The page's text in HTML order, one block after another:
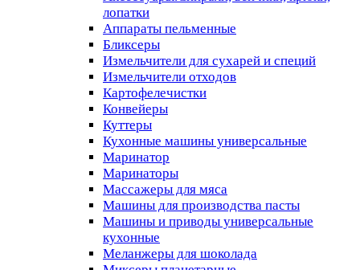
лопатки
Аппараты пельменные
Бликсеры
Измельчители для сухарей и специй
Измельчители отходов
Картофелечистки
Конвейеры
Куттеры
Кухонные машины универсальные
Маринатор
Маринаторы
Массажеры для мяса
Машины для производства пасты
Машины и приводы универсальные
кухонные
Меланжеры для шоколада